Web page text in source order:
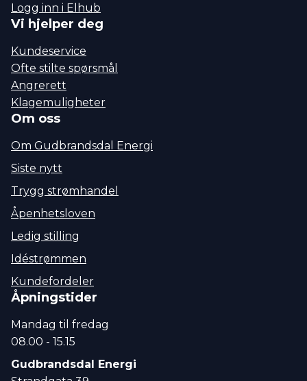
Logg inn i Elhub
Vi hjelper deg
Kundeservice
Ofte stilte spørsmål
Angrerett
Klagemuligheter
Om oss
Om Gudbrandsdal Energi
Siste nytt
Trygg strømhandel
Åpenhetsloven
Ledig stilling
Idéstrømmen
Kundefordeler
Åpningstider
Mandag til fredag
08.00 - 15.15
Gudbrandsdal Energi